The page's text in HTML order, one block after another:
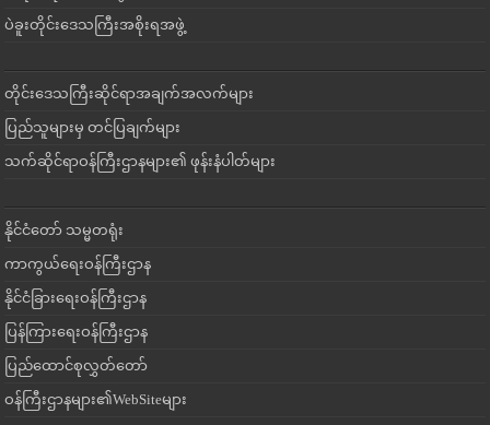
ပဲခူးတိုင်းဒေသကြီးအစိုးရအဖွဲ့
တိုင်းဒေသကြီးဆိုင်ရာအချက်အလက်များ
ပြည်သူများမှ တင်ပြချက်များ
သက်ဆိုင်ရာဝန်ကြီးဌာနများ၏ ဖုန်းနံပါတ်များ
နိုင်ငံတော် သမ္မတရုံး
ကာကွယ်ရေးဝန်ကြီးဌာန
နိုင်ငံခြားရေးဝန်ကြီးဌာန
ပြန်ကြားရေးဝန်ကြီးဌာန
ပြည်ထောင်စုလွှတ်တော်
ဝန်ကြီးဌာနများ၏WebSiteများ